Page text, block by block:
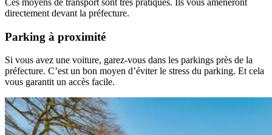
directement devant la préfecture.
Parking à proximité
Si vous avez une voiture, garez-vous dans les parkings près de la
préfecture. C’est un bon moyen d’éviter le stress du parking. Et cela
vous garantit un accès facile.